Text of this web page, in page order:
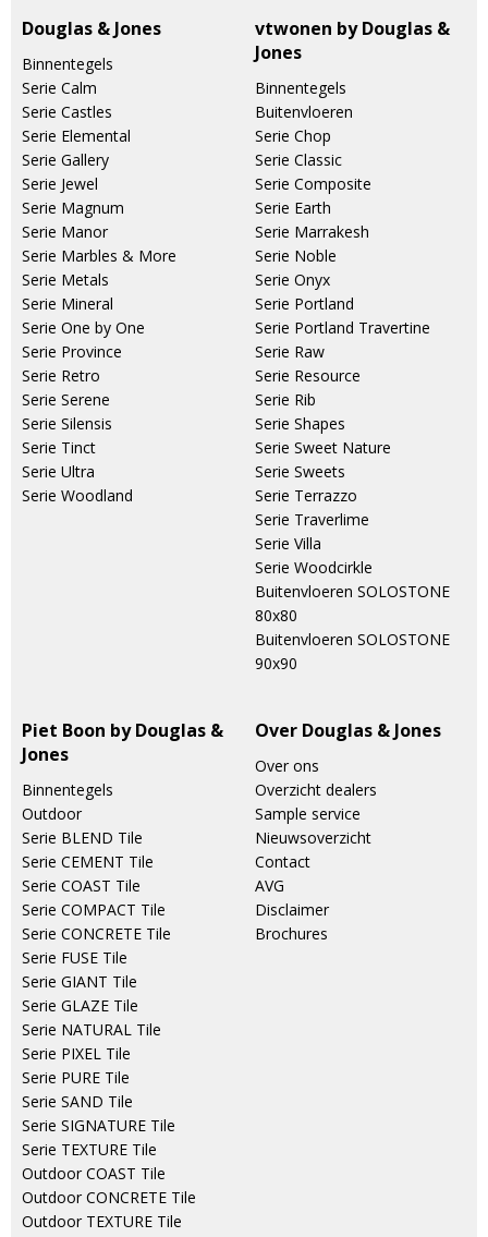
Douglas & Jones
Binnentegels
Serie Calm
Serie Castles
Serie Elemental
Serie Gallery
Serie Jewel
Serie Magnum
Serie Manor
Serie Marbles & More
Serie Metals
Serie Mineral
Serie One by One
Serie Province
Serie Retro
Serie Serene
Serie Silensis
Serie Tinct
Serie Ultra
Serie Woodland
vtwonen by Douglas &
Jones
Binnentegels
Buitenvloeren
Serie Chop
Serie Classic
Serie Composite
Serie Earth
Serie Marrakesh
Serie Noble
Serie Onyx
Serie Portland
Serie Portland Travertine
Serie Raw
Serie Resource
Serie Rib
Serie Shapes
Serie Sweet Nature
Serie Sweets
Serie Terrazzo
Serie Traverlime
Serie Villa
Serie Woodcirkle
Buitenvloeren SOLOSTONE
80x80
Buitenvloeren SOLOSTONE
90x90
Piet Boon by Douglas &
Jones
Binnentegels
Outdoor
Serie BLEND Tile
Serie CEMENT Tile
Serie COAST Tile
Serie COMPACT Tile
Serie CONCRETE Tile
Serie FUSE Tile
Serie GIANT Tile
Serie GLAZE Tile
Serie NATURAL Tile
Serie PIXEL Tile
Serie PURE Tile
Serie SAND Tile
Serie SIGNATURE Tile
Serie TEXTURE Tile
Outdoor COAST Tile
Outdoor CONCRETE Tile
Outdoor TEXTURE Tile
Over Douglas & Jones
Over ons
Overzicht dealers
Sample service
Nieuwsoverzicht
Contact
AVG
Disclaimer
Brochures